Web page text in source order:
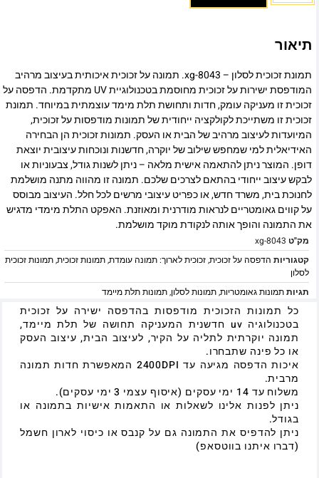
תיאור
תמונת זכוכית לסלון – xg-8043. תמונה על זכוכית איכותית בעיצוב מרהיב
המודפסת ישירות על זכוכית מחוסמת בטכנולוגיית UV מתקדמת. הדפסה על
זכוכית זו מעניקה עומק, חדות ותחושת תלת מימד עוצמתית במיוחד. תמונת
זכוכית זו משתייכת לקולקציה ייחודית של תמונות מודפסות על זכוכית,
המיועדות לעיצוב מרהיב של הבית או העסק. תמונות זכוכית הן הבחירה
האידיאלית למי שמחפש שילוב של יוקרה, חדשנות ונוכחות עיצובית יוצאת
דופן. המוצר ניתן להתאמה אישית מלאה – ניתן לשנות גודל, צבעוניות או
לבקש עיצוב ייחודי בהתאם לצרכים שלכם. תמונה זו מהווה מתנה מושלמת
לחנוכת בית, משרד חדש, או כפריט עיצובי מרשים לכל חלל. העיצוב מבוסס
על קווים גאומטריים לנראות מודרנית ומאוזנת. האפקט התלת מימדי מדגיש
את התמונה והופך אותה לנקודת מוקד מושלמת.
מק"ט xg-8043
קטגוריות הדפסה על זכוכית,זכוכית לארוך: תמונה עומדת,תמונות זכוכית,תמונות זכוכית
לסלון
תגיותתמונות גאומטריות,תמונות לסלון,תמונות תלת מיימד
כל תמונות הזכוכית מודפסות בהדפסה ישירה על זכוכית
בטכנולוגיה uv חדשנית המעניקה תחושה של תלת מיימד,
תמונה יוקרתית לתליה על הקיר, לעיצוב הבית, עיצוב העסק
או כל פינה שתבחרו.
איכות הדפסה מגיעה עד 2400DPI המאפשרת חדות תמונה
מרבית.
משלוח עד 14 ימי עסקים (איסוף עצמי 3 ימי עסקים).
ניתן לפנות אלינו לשאלות או התאמות אישיות בתמונה או
בגודל.
ניתן להדפיס את התמונה גם על קנבס או כיסוי לארון חשמל
(דברו איתנו בווטסאפ)